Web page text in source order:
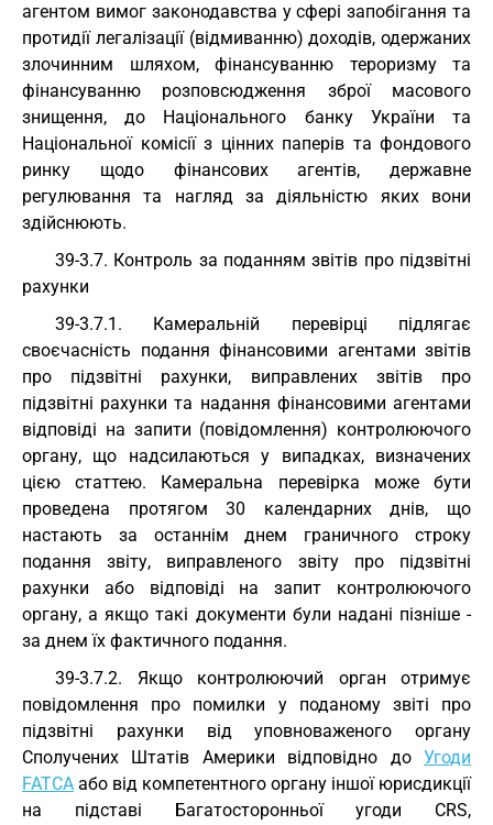
агентом вимог законодавства у сфері запобігання та
протидії легалізації (відмиванню) доходів, одержаних
злочинним шляхом, фінансуванню тероризму та
фінансуванню розповсюдження зброї масового
знищення, до Національного банку України та
Національної комісії з цінних паперів та фондового
ринку щодо фінансових агентів, державне
регулювання та нагляд за діяльністю яких вони
здійснюють.
39-3.7. Контроль за поданням звітів про підзвітні
рахунки
39-3.7.1. Камеральній перевірці підлягає
своєчасність подання фінансовими агентами звітів
про підзвітні рахунки, виправлених звітів про
підзвітні рахунки та надання фінансовими агентами
відповіді на запити (повідомлення) контролюючого
органу, що надсилаються у випадках, визначених
цією статтею. Камеральна перевірка може бути
проведена протягом 30 календарних днів, що
настають за останнім днем граничного строку
подання звіту, виправленого звіту про підзвітні
рахунки або відповіді на запит контролюючого
органу, а якщо такі документи були надані пізніше -
за днем їх фактичного подання.
39-3.7.2. Якщо контролюючий орган отримує
повідомлення про помилки у поданому звіті про
підзвітні рахунки від уповноваженого органу
Сполучених Штатів Америки відповідно до Угоди
FATCA або від компетентного органу іншої юрисдикції
на підставі Багатосторонньої угоди CRS,